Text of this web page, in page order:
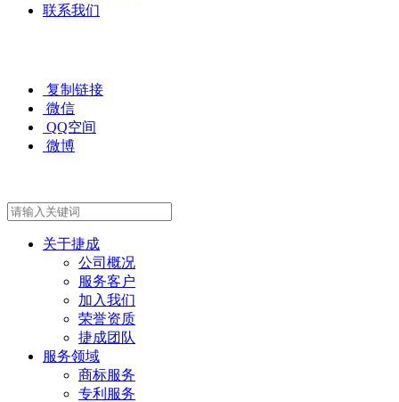
联系我们
复制链接
微信
QQ空间
微博
关于捷成
公司概况
服务客户
加入我们
荣誉资质
捷成团队
服务领域
商标服务
专利服务